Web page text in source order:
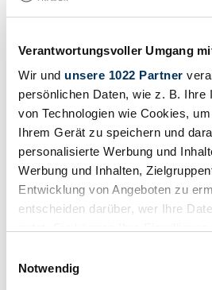
Verantwortungsvoller Umgang
Wir und unsere 1022 Partner
persönlichen Daten, wie z. B. Ihre
von Technologien wie Cookies,
Ihrem Gerät zu speichern und
personalisierte Werbung und
Werbung und Inhalten,
Entwicklung von Angeboten zu
entscheiden darüber, wer Ihre
Trigger Symbol ändern oder
Notwendig
/50
1994 | BMW 318is "Class II"